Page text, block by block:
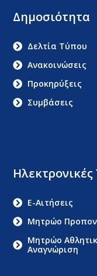
E-Αιτήσεις
Μητρώο
Μητρώο
Αναγνώριση
Δημοσιότητα
Δελτία Τύπου
Ανακοινώσεις
Προκηρύξεις
Συμβάσεις